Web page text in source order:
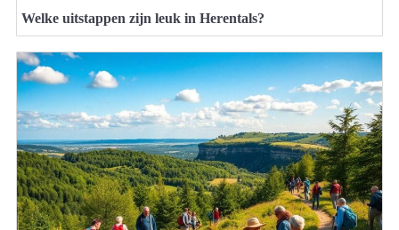
Welke uitstappen zijn leuk in Herentals?